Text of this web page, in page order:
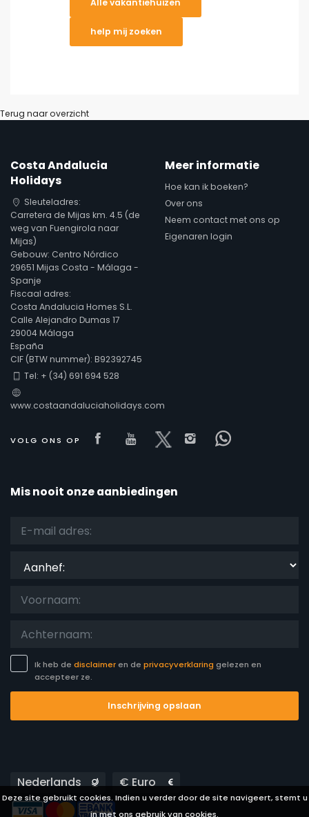
Deze site gebruikt cookies. Indien u verder door de site navigeert, stemt u
in met ons gebruik van cookies.
help mij zoeken
Terug naar overzicht
Costa Andalucia
Holidays
Sleuteladres:
Carretera de Mijas km. 4.5 (de
weg van Fuengirola naar
Mijas)
Gebouw: Centro Nórdico
29651 Mijas Costa - Málaga -
Spanje
Fiscaal adres:
Costa Andalucia Homes S.L.
Calle Alejandro Dumas 17
29004 Málaga
España
CIF (BTW nummer): B92392745
Tel: + (34) 691 694 528
www.costaandaluciaholidays.com
VOLG ONS OP Visit our Facebook page
Visit our youtube page
Visit our x page
Visit our
Visit our
Meer informatie
Hoe kan ik boeken?
Over ons
Neem contact met ons op
Eigenaren login
Mis nooit onze aanbiedingen
Ik heb de disclaimeren de privacyverklaring gelezen en
accepteer ze.
Inschrijving opslaan
Languages Currencies